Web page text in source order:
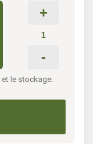
le stockage.
+
-